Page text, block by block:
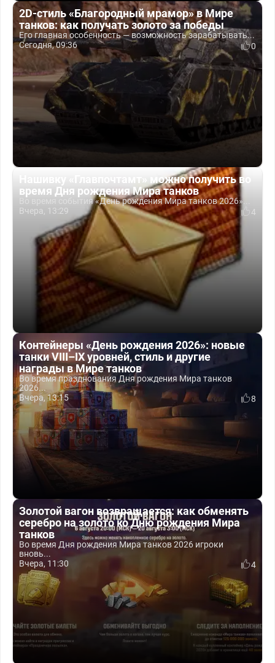
2D-стиль «Благородный мрамор» в Мире
танков: как получать золото за победы
Его главная особенность — возможность зарабатывать...
Сегодня, 09:36
0
Нашивку «Главпочтамт» можно получить во
время Дня рождения Мира танков
Во время события «День рождения Мира танков 2026»...
Вчера, 13:29
4
Контейнеры «День рождения 2026»: новые
танки VIII–IX уровней, стиль и другие
награды в Мире танков
Во время празднования Дня рождения Мира танков
2026...
Вчера, 13:15
8
Золотой вагон возвращается: как обменять
серебро на золото ко Дню рождения Мира
танков
Во время Дня рождения Мира танков 2026 игроки
вновь...
Вчера, 11:30
4